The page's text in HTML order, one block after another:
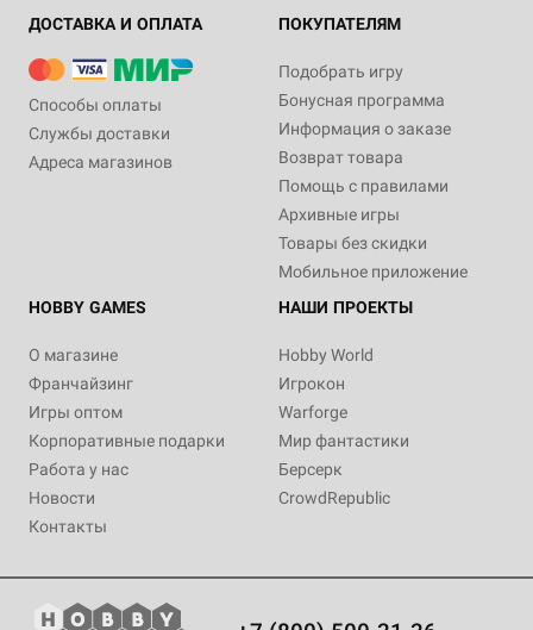
ДОСТАВКА И ОПЛАТА
Способы оплаты
Службы доставки
Адреса магазинов
ПОКУПАТЕЛЯМ
Подобрать игру
Бонусная программа
Информация о заказе
Возврат товара
Помощь с правилами
Архивные игры
Товары без скидки
Мобильное приложение
HOBBY GAMES
О магазине
Франчайзинг
Игры оптом
Корпоративные подарки
Работа у нас
Новости
Контакты
НАШИ ПРОЕКТЫ
Hobby World
Игрокон
Warforge
Мир фантастики
Берсерк
CrowdRepublic